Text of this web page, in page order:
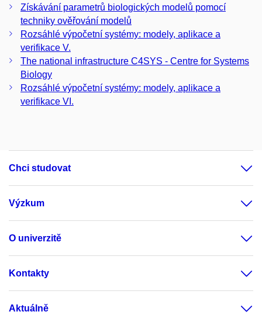
Získávání parametrů biologických modelů pomocí
techniky ověřování modelů
Rozsáhlé výpočetní systémy: modely, aplikace a
verifikace V.
The national infrastructure C4SYS - Centre for Systems
Biology
Rozsáhlé výpočetní systémy: modely, aplikace a
verifikace VI.
Chci studovat
Výzkum
O univerzitě
Kontakty
Aktuálně